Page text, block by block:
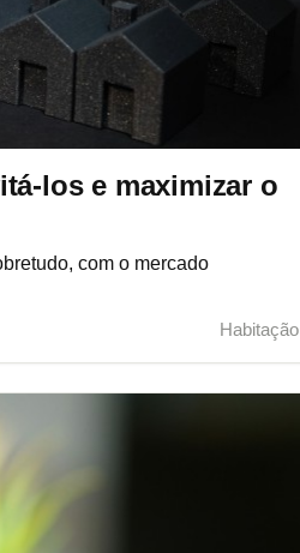
los e maximizar o
com o mercado
Habitação